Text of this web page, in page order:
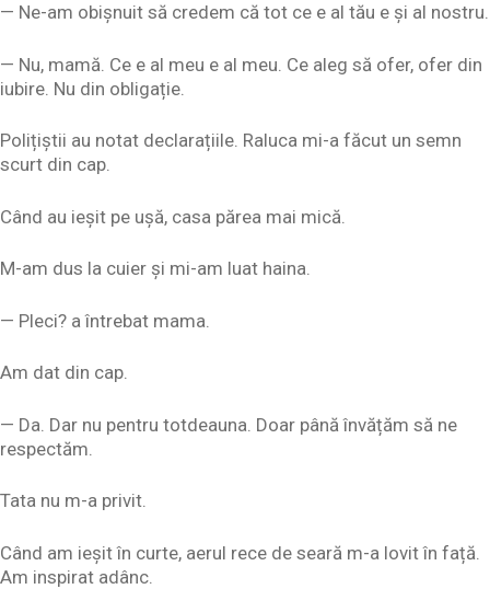
— Ne-am obișnuit să credem că tot ce e al tău e și al nostru.
— Nu, mamă. Ce e al meu e al meu. Ce aleg să ofer, ofer din
iubire. Nu din obligație.
Polițiștii au notat declarațiile. Raluca mi-a făcut un semn
scurt din cap.
Când au ieșit pe ușă, casa părea mai mică.
M-am dus la cuier și mi-am luat haina.
— Pleci? a întrebat mama.
Am dat din cap.
— Da. Dar nu pentru totdeauna. Doar până învățăm să ne
respectăm.
Tata nu m-a privit.
Când am ieșit în curte, aerul rece de seară m-a lovit în față.
Am inspirat adânc.